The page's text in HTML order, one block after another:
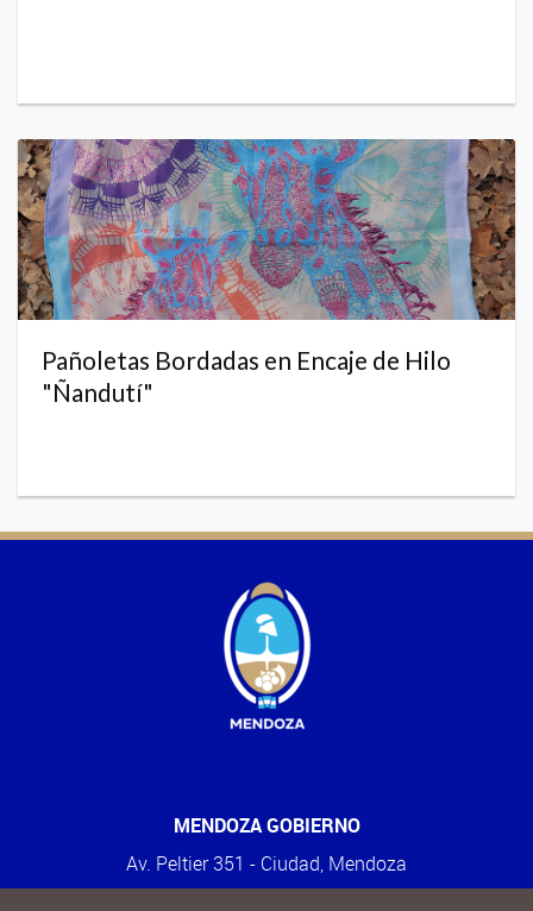
Pañoletas Bordadas en Encaje de Hilo
"Ñandutí"
MENDOZA GOBIERNO
Av. Peltier 351 - Ciudad, Mendoza